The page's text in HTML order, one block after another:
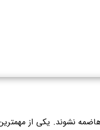
نشوند. یکی از